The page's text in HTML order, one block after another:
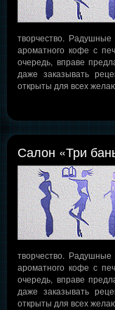
творчество.
ароматного кофе с
очередь, вправе
даже заказывать
открыты для всех
Салон «Три
творчество.
ароматного кофе с
очередь, вправе
даже заказывать
открыты для всех